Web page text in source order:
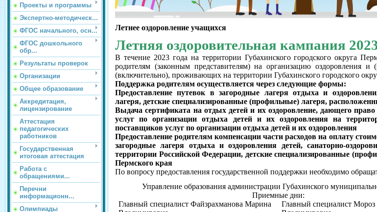
Проекты и программы
Экспертно-методическ...
ФГОС начального, осн...
ФГОС дошкольного
обр...
Результаты проверок
Организации
Общее образование
Аккредитация,
лицензирование
Аттестация
педагогических
работников
Государственная
итоговая аттестация
Работа с
обращениями...
Перечни
информационн...
Олимпиады
Летнее оздоровление учащихся
Летняя оздоровительная кампания
В течение 2023 года на территории Губахинского городского округа
родителям (законным представителям) на организацию оздоровления
(включительно), проживающих на территории Губахинского городского
Поддержка родителям осуществляется через следующие формы:
Предоставление путевок в загородные лагеря отдыха и
лагеря, детские специализированные (профильные) лагеря,
Выдача сертификата на отдых детей и их оздоровление, дающего
услуг по организации отдыха детей и их оздоровления на
поставщиков услуг по организации отдыха детей и их оздоровления
Предоставление родителям компенсации части расходов на оплату
загородные лагеря отдыха и оздоровления детей, санаторно-
территории Российской Федерации, детские специализированные
Пермского края
По вопросу предоставления государственной поддержки необходимо
Управление образования администрации Губахинского
Приемные дни:
Главный специалист Файзрахманова Марина
Главный специалист Мороз